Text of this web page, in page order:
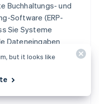
Buchhaltungs- und
Software (ERP-
Sie Systeme
Dateneingaben
Ihre
but it looks like